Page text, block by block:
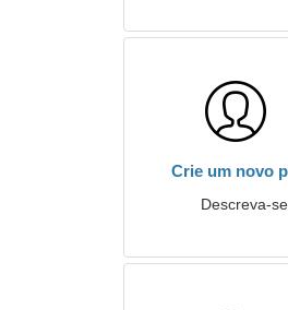
Crie um novo
Descreva-se